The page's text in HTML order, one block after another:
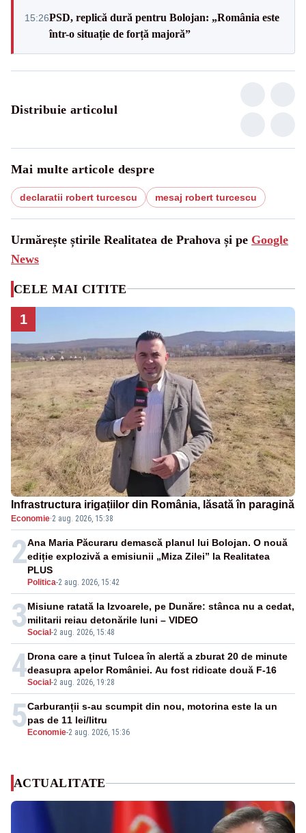
15:26PSD, replică dură pentru Bolojan: „România este
într-o situație de forță majoră”
Distribuie articolul
Mai multe articole despre
declaratii robert turcescu mesaj robert turcescu
Urmărește știrile Realitatea de Prahova și pe Google
News
CELE MAI CITITE
1
Infrastructura irigațiilor din România, lăsată în paragină
Economie·2 aug. 2026, 15:38
2
Politica-2 aug. 2026, 15:42
Ana Maria Păcuraru demască planul lui Bolojan. O nouă
ediție explozivă a emisiunii „Miza Zilei” la Realitatea
PLUS
3Social -2 aug. 2026, 15:48
Misiune ratată la Izvoarele, pe Dunăre: stânca nu a cedat,
militarii reiau detonările luni – VIDEO
4Social -2 aug. 2026, 19:28
Drona care a ținut Tulcea în alertă a zburat 20 de minute
deasupra apelor României. Au fost ridicate două F-16
5 Economie-2 aug. 2026, 15:36
Carburanții s-au scumpit din nou, motorina este la un
pas de 11 lei/litru
ACTUALITATE